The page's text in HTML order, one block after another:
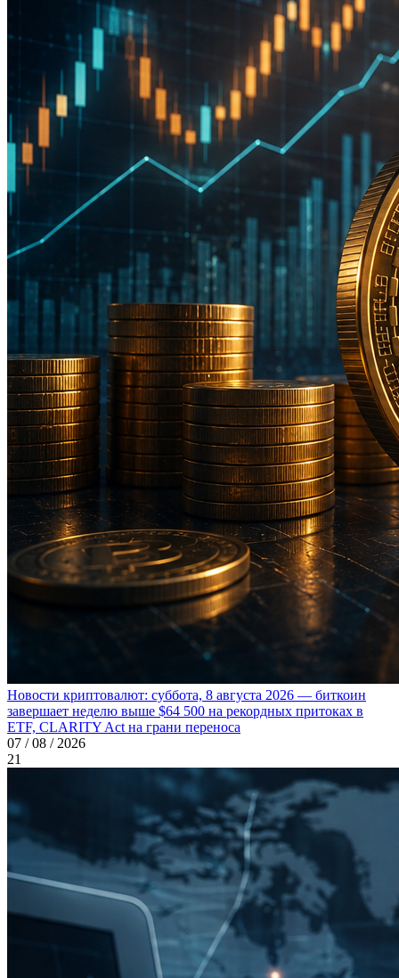
Новости криптовалют: суббота, 8 августа 2026 — биткоин
завершает неделю выше $64 500 на рекордных притоках в
ETF, CLARITY Act на грани переноса
07 / 08 / 2026
21